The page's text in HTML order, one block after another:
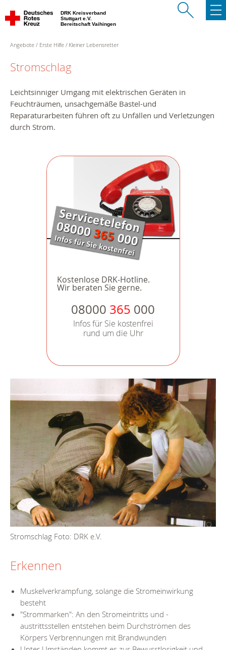
DRK Kreisverband
Stuttgart e.V.
Bereitschaft Vaihingen
Angebote Erste Hilfe Kleiner Lebensretter
Stromschlag
Leichtsinniger Umgang mit elektrischen Geräten in
Feuchträumen, unsachgemäße Bastel-und
Reparaturarbeiten führen oft zu Unfällen und Verletzungen
durch Strom.
Kostenlose DRK-Hotline.
Wir beraten Sie gerne.
08000 365 000
Infos für Sie kostenfrei
rund um die Uhr
Stromschlag Foto: DRK e.V.
Erkennen
Muskelverkrampfung, solange die Stromeinwirkung
besteht
"Strommarken": An den Stromeintritts und -
austrittsstellen entstehen beim Durchströmen des
Körpers Verbrennungen mit Brandwunden